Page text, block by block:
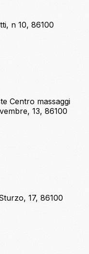
n 10, 86100
Centro massaggi
13, 86100
17, 86100